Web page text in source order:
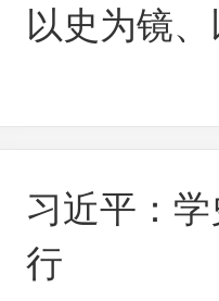
以史为镜
习近平：
行